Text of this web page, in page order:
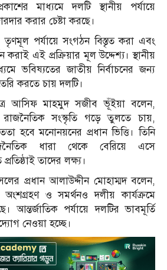
মাধ্যমে দলটি স্থানীয় পর্যায়ে
করার চেষ্টা করছে।
তৃণমূল পর্যায়ে সংগঠন বিস্তৃত করা এবং
করাই এই প্রক্রিয়ার মূল উদ্দেশ্য। স্থানীয়
ভবিষ্যতের জাতীয় নির্বাচনের জন্য
করতে চায় দলটি।
আসিফ মাহমুদ সজীব ভূঁইয়া বলেন,
সংস্কৃতি গড়ে তুলতে চায়,
হবে মনোনয়নের প্রধান ভিত্তি। তিনি
ধারা থেকে বেরিয়ে এসে
তাদের লক্ষ্য।
প্রধান আলাউদ্দীন মোহাম্মদ বলেন,
অংশগ্রহণ ও সমর্থনও দলীয় কার্যক্রমে
আন্তর্জাতিক পর্যায়ে দলটির ভাবমূর্তি
নেওয়া হচ্ছে।